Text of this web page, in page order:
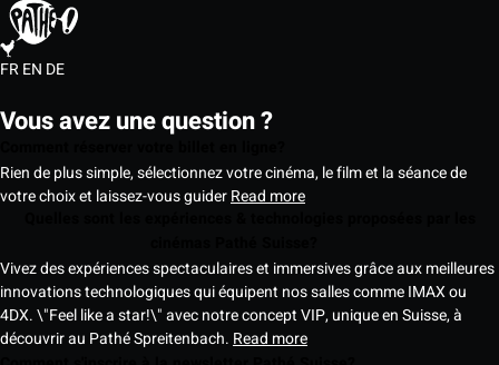
FREN DE
Vous avez une question ?
Rien de plus simple, sélectionnez votre cinéma, le film et la séance de
votre choix et laissez-vous guiderRead more
Vivez des expériences spectaculaires et immersives grâce aux meilleures
innovations technologiques qui équipent nos salles comme IMAX ou
4DX. \"Feel like a star!\" avec notre concept VIP, unique en Suisse, à
découvrir au Pathé Spreitenbach. Read more